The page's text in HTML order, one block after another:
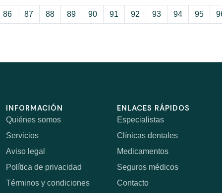
86 87 88 89 90 91 92 93 94 95
INFORMACIÓN
Quiénes somos
Servicios
Aviso legal
Política de privacidad
Términos y condiciones
ENLACES RÁPIDOS
Especialistas
Clínicas dentales
Medicamentos
Seguros médicos
Contacto